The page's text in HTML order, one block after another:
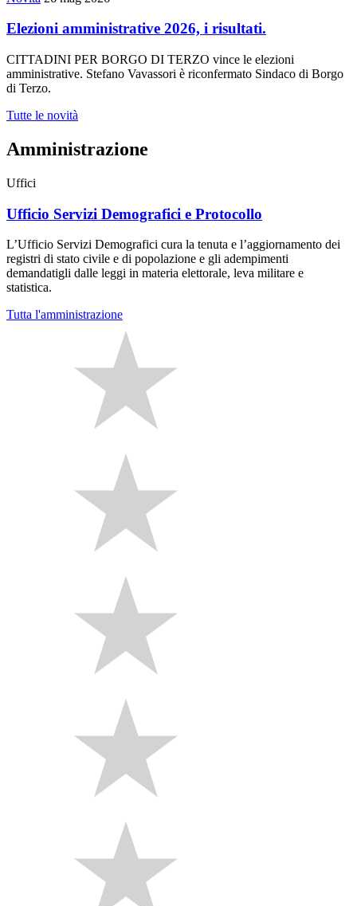
Elezioni amministrative 2026, i risultati.
CITTADINI PER BORGO DI TERZO vince le elezioni
amministrative. Stefano Vavassori è riconfermato Sindaco di Borgo
di Terzo.
Tutte le novità
Amministrazione
Uffici
Ufficio Servizi Demografici e Protocollo
L’Ufficio Servizi Demografici cura la tenuta e l’aggiornamento dei
registri di stato civile e di popolazione e gli adempimenti
demandatigli dalle leggi in materia elettorale, leva militare e
statistica.
Tutta l'amministrazione